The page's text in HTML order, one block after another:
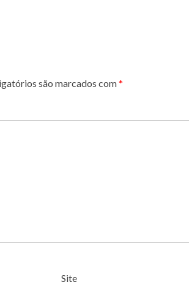
são marcados com*
Site